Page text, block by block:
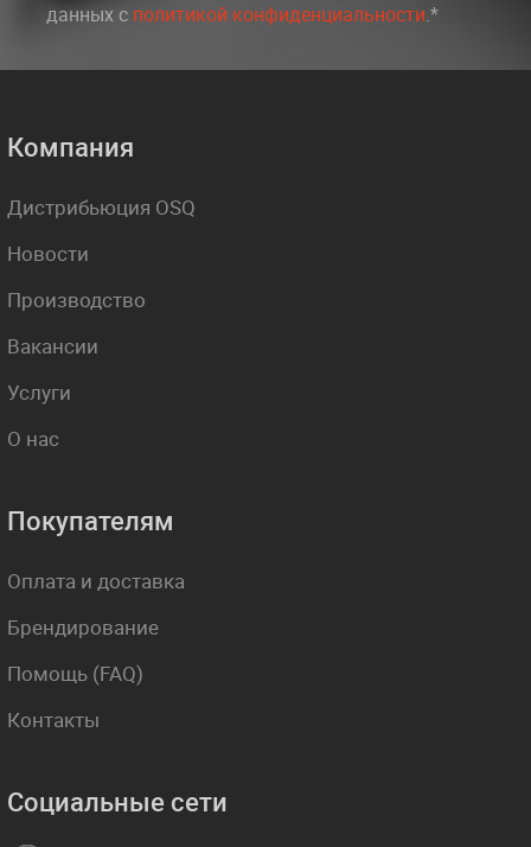
данных c политикой конфиденциальности.*
Компания
Дистрибьюция OSQ
Новости
Производство
Вакансии
Услуги
О нас
Покупателям
Оплата и доставка
Брендирование
Помощь (FAQ)
Контакты
Социальные сети